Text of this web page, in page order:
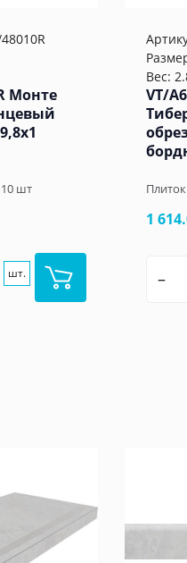
Монте
10 шт
шт.
Вес:
VT/
1
–